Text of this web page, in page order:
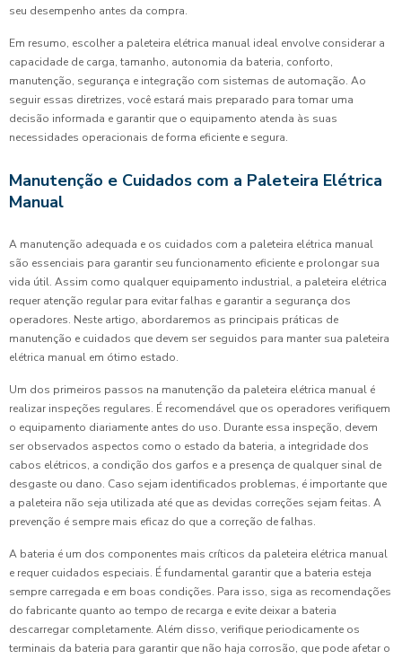
seu desempenho antes da compra.
Em resumo, escolher a paleteira elétrica manual ideal envolve considerar a
capacidade de carga, tamanho, autonomia da bateria, conforto,
manutenção, segurança e integração com sistemas de automação. Ao
seguir essas diretrizes, você estará mais preparado para tomar uma
decisão informada e garantir que o equipamento atenda às suas
necessidades operacionais de forma eficiente e segura.
Manutenção e Cuidados com a Paleteira Elétrica
Manual
A manutenção adequada e os cuidados com a paleteira elétrica manual
são essenciais para garantir seu funcionamento eficiente e prolongar sua
vida útil. Assim como qualquer equipamento industrial, a paleteira elétrica
requer atenção regular para evitar falhas e garantir a segurança dos
operadores. Neste artigo, abordaremos as principais práticas de
manutenção e cuidados que devem ser seguidos para manter sua paleteira
elétrica manual em ótimo estado.
Um dos primeiros passos na manutenção da paleteira elétrica manual é
realizar inspeções regulares. É recomendável que os operadores verifiquem
o equipamento diariamente antes do uso. Durante essa inspeção, devem
ser observados aspectos como o estado da bateria, a integridade dos
cabos elétricos, a condição dos garfos e a presença de qualquer sinal de
desgaste ou dano. Caso sejam identificados problemas, é importante que
a paleteira não seja utilizada até que as devidas correções sejam feitas. A
prevenção é sempre mais eficaz do que a correção de falhas.
A bateria é um dos componentes mais críticos da paleteira elétrica manual
e requer cuidados especiais. É fundamental garantir que a bateria esteja
sempre carregada e em boas condições. Para isso, siga as recomendações
do fabricante quanto ao tempo de recarga e evite deixar a bateria
descarregar completamente. Além disso, verifique periodicamente os
terminais da bateria para garantir que não haja corrosão, que pode afetar o